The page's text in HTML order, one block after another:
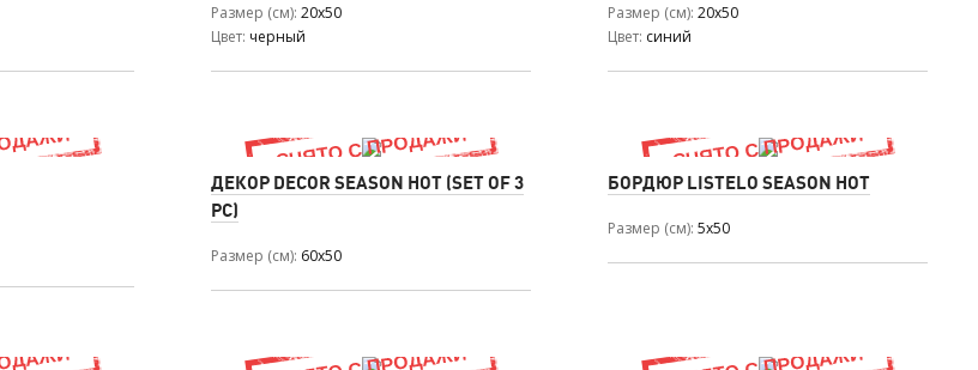
Размер (см) 20x50
Цвет черный
Размер (см) 20x50
Цвет синий
ДЕКОР DECOR SEASON HOT (SET OF 3
PC)
Размер (см) 60x50
БОРДЮР LISTELO SEASON HOT
Размер (см) 5x50